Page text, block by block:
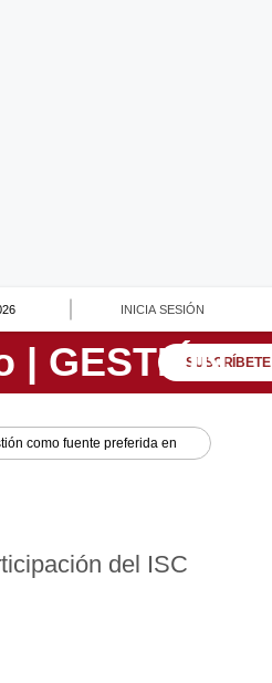
INICIA SESIÓN
SUSCRÍBETE
como fuente preferida en
del ISC